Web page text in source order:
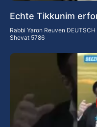
Echte Tikkunim
Rabbi Yaron Reuven DEUTSCH
Shevat 5786